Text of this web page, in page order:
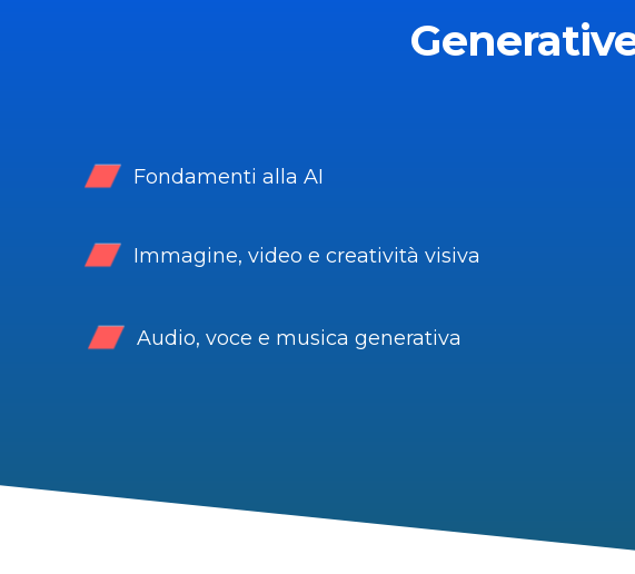
Fondamenti alla AI
Immagine, video e creatività visiva
Audio, voce e musica generativa